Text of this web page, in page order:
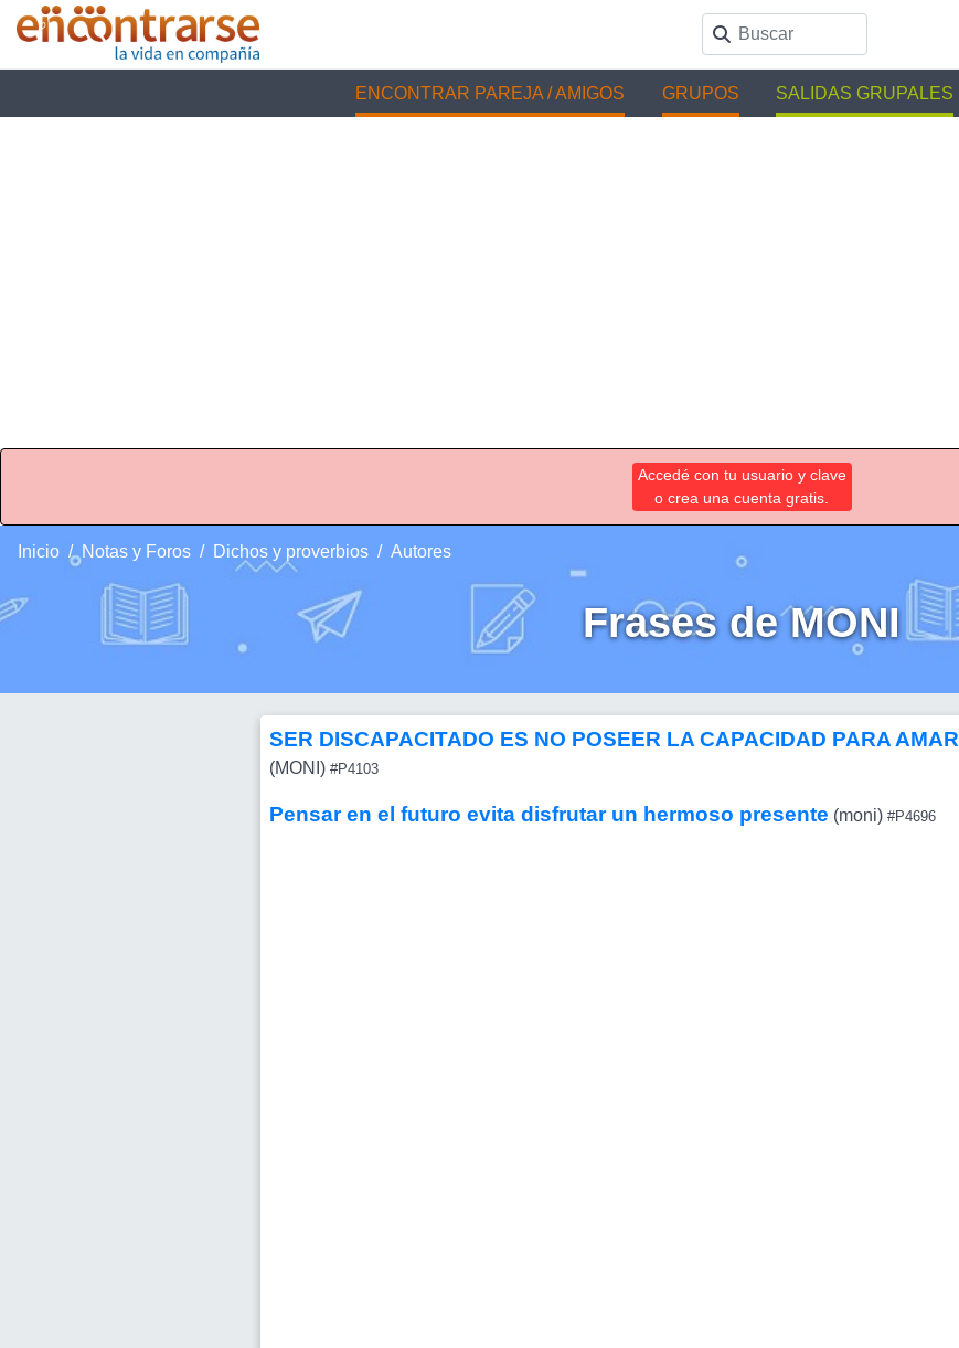
ENCONTRAR PAREJA / AMIGOS GRUPOS SALIDAS GRUPALES
Accedé con tu usuario y clave
o crea una cuenta gratis.
Inicio Notas y Foros Dichos y proverbios Autores
Frases de MONI
SER DISCAPACITADO ES NO POSEER LA CAPACIDAD PARA AMAR
(MONI) #P4103
Pensar en el futuro evita disfrutar un hermoso presente (moni) #P4696